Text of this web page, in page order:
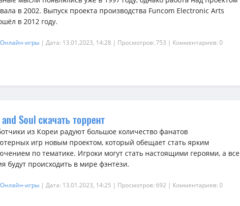
в 2002. Выпуск проекта производства Funcom Electronic Arts
в 2012 году.
игры | Дата: 13.01.2023, 14:28 | Просмотров: 753 | Комментариев: 0
Soul скачать торрент
из Кореи радуют большое количество фанатов
игр новым проектом, который обещает стать ярким
по тематике. Игроки могут стать настоящими героями, а все
будут происходить в мире фэнтези.
игры | Дата: 13.01.2023, 14:25 | Просмотров: 692 | Комментариев: 0